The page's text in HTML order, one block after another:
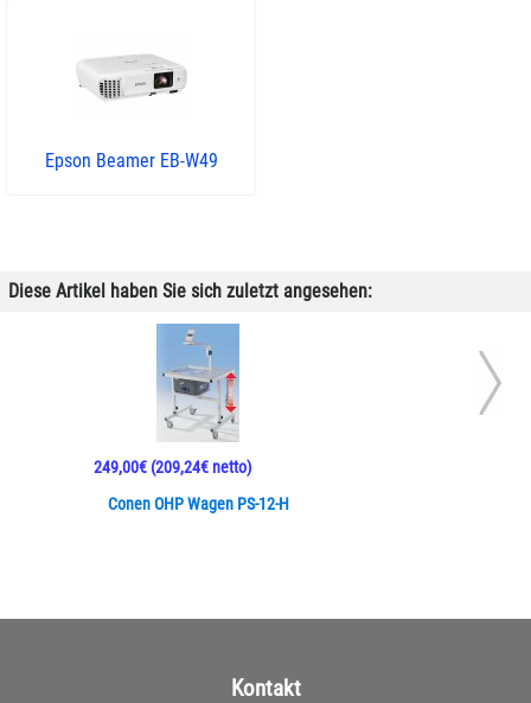
Epson Beamer EB-W49
Diese Artikel haben Sie sich zuletzt angesehen:
Conen OHP Wagen PS-12-H
249,00€(209,24€ netto)
Kontakt